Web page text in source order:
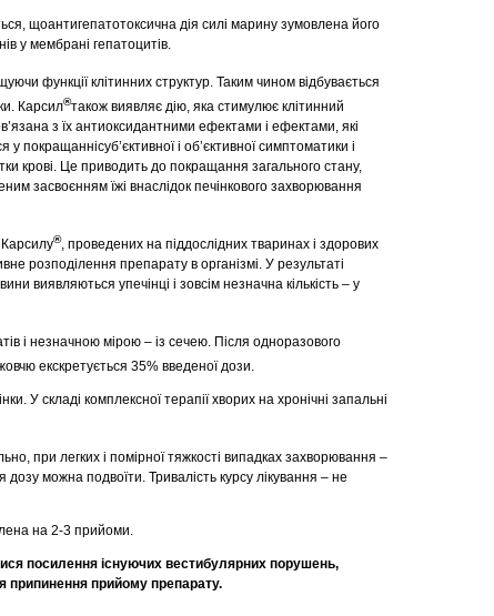
щоантигепатотоксична дія силі марину зумовлена його
у мембрані гепатоцитів.
функції клітинних структур. Таким чином відбувається
Карсил®також виявляє дію, яка стимулює клітинний
з їх антиоксидантними ефектами і ефектами, які
покращаннісуб’єктивної і об’єктивної симптоматики і
крові. Це приводить до покращання загального стану,
засвоєнням їжі внаслідок печінкового захворювання
®, проведених на піддослідних тваринах і здорових
розподілення препарату в організмі. У результаті
виявляються упечінці і зовсім незначна кількість – у
і незначною мірою – із сечею. Після одноразового
екскретується 35% введеної дози.
У складі комплексної терапії хворих на хронічні запальні
при легких і помірної тяжкості випадках захворювання –
можна подвоїти. Тривалість курсу лікування – не
на 2-3 прийоми.
посилення існуючих вестибулярних порушень,
припинення прийому препарату.